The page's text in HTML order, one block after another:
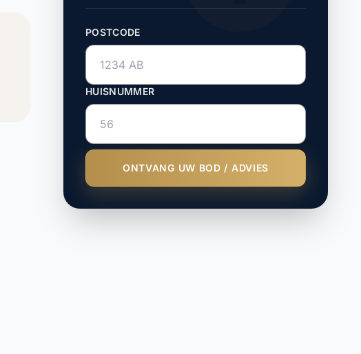
POSTCODE
HUISNUMMER
ONTVANG UW BOD / ADVIES